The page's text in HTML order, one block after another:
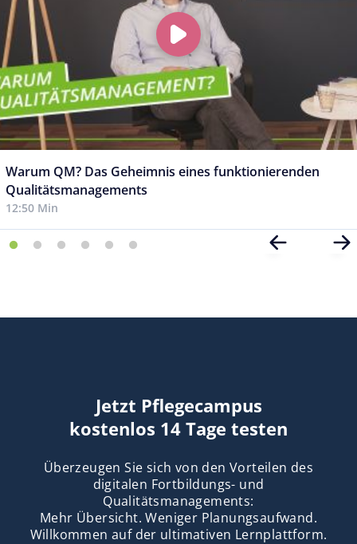
Warum QM? Das Geheimnis eines funktionierenden
Qualitätsmanagements
12:50 Min
Jetzt Pflegecampus
kostenlos 14 Tage testen
Überzeugen Sie sich von den Vorteilen des
digitalen Fortbildungs- und
Qualitätsmanagements:
Mehr Übersicht. Weniger Planungsaufwand.
Willkommen auf der ultimativen Lernplattform.